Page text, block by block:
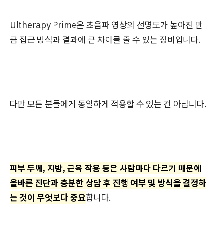
Ultherapy Prime은 초음파 영상의 선명도가 높아진 만
큼 접근 방식과 결과에 큰 차이를 줄 수 있는 장비입니다.
다만 모든 분들에게 동일하게 적용할 수 있는 건 아닙니다.
피부 두께, 지방, 근육 작용 등은 사람마다 다르기 때문에
올바른 진단과 충분한 상담 후 진행 여부 및 방식을 결정하
는 것이 무엇보다 중요합니다.